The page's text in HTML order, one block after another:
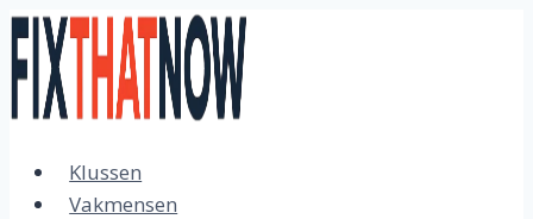
Doorgaan
naar
inhoud
Klussen
Vakmensen